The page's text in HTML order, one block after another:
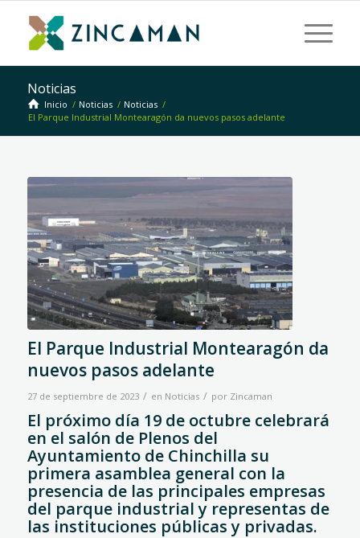
Noticias
Inicio / Noticias / Noticias /
El Parque Industrial Montearagón da nuevos pasos adelante
El Parque Industrial Montearagón da
nuevos pasos adelante
27 de septiembre de 2023 / en Noticias / por Zincaman
El próximo día 19 de octubre celebrará
en el salón de Plenos del
Ayuntamiento de Chinchilla su
primera asamblea general con la
presencia de las principales empresas
del parque industrial y representas de
las instituciones públicas y privadas.